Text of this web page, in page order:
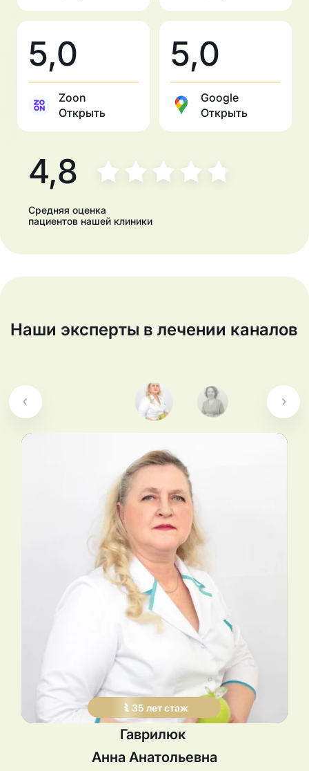
5,0
Zoon
Открыть
5,0
Google
Открыть
4,8
Средняя оценка
пациентов нашей клиники
Наши эксперты в лечении каналов
Гаврилюк
Анна Анатольевна
35 летстаж